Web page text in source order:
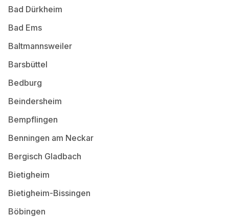
Bad Dürkheim
Bad Ems
Baltmannsweiler
Barsbüttel
Bedburg
Beindersheim
Bempflingen
Benningen am Neckar
Bergisch Gladbach
Bietigheim
Bietigheim-Bissingen
Böbingen